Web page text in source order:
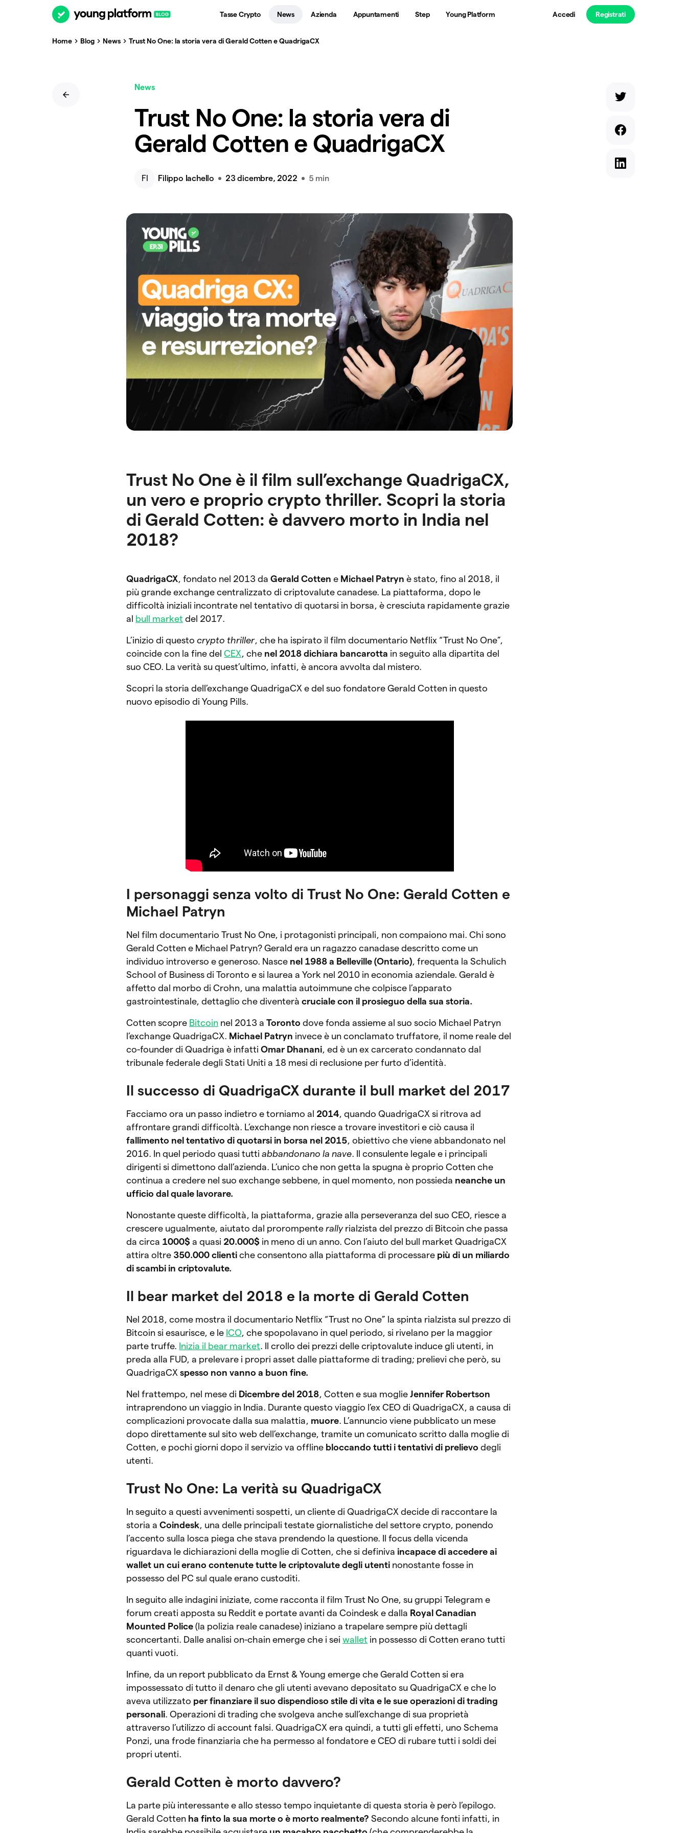
Appuntamenti
Azienda
News Step
Tasse Crypto Young Platform Accedi Registrati
Home Blog News Trust No One: la storia vera di Gerald Cotten e QuadrigaCX
News
Trust No One: la storia vera di
Gerald Cotten e QuadrigaCX
FI Filippo Iachello 23 dicembre, 2022 5 min
Trust No One è il film sull’exchange QuadrigaCX,
un vero e proprio crypto thriller. Scopri la storia
di Gerald Cotten: è davvero morto in India nel
2018?
QuadrigaCX , fondato nel 2013 daGerald Cotten e Michael Patryn è stato, fino al 2018, il
più grande exchange centralizzato di criptovalute canadese. La piattaforma, dopo le
difficoltà iniziali incontrate nel tentativo di quotarsi in borsa, è cresciuta rapidamente grazie
al bull market del 2017.
L’inizio di questocrypto thriller, che ha ispirato il film documentario Netflix “Trust No One”,
coincide con la fine delCEX , che nel 2018 dichiara bancarotta in seguito alla dipartita del
suo CEO. La verità su quest’ultimo, infatti, è ancora avvolta dal mistero.
Scopri la storia dell’exchange QuadrigaCX e del suo fondatore Gerald Cotten in questo
nuovo episodio di Young Pills.
I personaggi senza volto di Trust No One: Gerald Cotten e
Michael Patryn
Nel film documentario Trust No One, i protagonisti principali, non compaiono mai. Chi sono
Gerald Cotten e Michael Patryn? Gerald era un ragazzo canadase descritto come un
individuo introverso e generoso. Nasce nel 1988 a Belleville (Ontario) , frequenta la Schulich
School of Business di Toronto e si laurea a York nel 2010 in economia aziendale. Gerald è
affetto dal morbo di Crohn, una malattia autoimmune che colpisce l’apparato
gastrointestinale, dettaglio che diventeràcruciale con il prosieguo della sua storia.
Cotten scopre Bitcoin nel 2013 aToronto dove fonda assieme al suo socio Michael Patryn
l’exchange QuadrigaCX. Michael Patryn invece è un conclamato truffatore, il nome reale del
co-founder di Quadriga è infattiOmar Dhanani , ed è un ex carcerato condannato dal
tribunale federale degli Stati Uniti a 18 mesi di reclusione per furto d’identità.
Il successo di QuadrigaCX durante il bull market del 2017
Facciamo ora un passo indietro e torniamo al 2014 , quando QuadrigaCX si ritrova ad
affrontare grandi difficoltà. L’exchange non riesce a trovare investitori e ciò causa il
fallimento nel tentativo di quotarsi in borsa nel 2015 , obiettivo che viene abbandonato nel
2016. In quel periodo quasi tuttiabbandonano la nave . Il consulente legale e i principali
dirigenti si dimettono dall’azienda. L’unico che non getta la spugna è proprio Cotten che
continua a credere nel suo exchange sebbene, in quel momento, non possieda neanche un
ufficio dal quale lavorare.
Nonostante queste difficoltà, la piattaforma, grazie alla perseveranza del suo CEO, riesce a
crescere ugualmente, aiutato dal prorompente rallyrialzista del prezzo di Bitcoin che passa
da circa 1000$ a quasi 20.000$ in meno di un anno. Con l’aiuto del bull market QuadrigaCX
attira oltre 350.000 clienti che consentono alla piattaforma di processare più di un miliardo
di scambi in criptovalute.
Il bear market del 2018 e la morte di Gerald Cotten
Nel 2018, come mostra il documentario Netflix “Trust no One” la spinta rialzista sul prezzo di
Bitcoin si esaurisce, e le ICO, che spopolavano in quel periodo, si rivelano per la maggior
parte truffe. Inizia il bear market . Il crollo dei prezzi delle criptovalute induce gli utenti, in
preda alla FUD, a prelevare i propri asset dalle piattaforme di trading; prelievi che però, su
QuadrigaCXspesso non vanno a buon fine.
Nel frattempo, nel mese di Dicembre del 2018 , Cotten e sua moglieJennifer Robertson
intraprendono un viaggio in India. Durante questo viaggio l’ex CEO di QuadrigaCX, a causa di
complicazioni provocate dalla sua malattia,
muore . L’annuncio viene pubblicato un mese
dopo direttamente sul sito web dell’exchange, tramite un comunicato scritto dalla moglie di
Cotten, e pochi giorni dopo il servizio va offline bloccando tutti i tentativi di prelievo degli
utenti.
Trust No One: La verità su QuadrigaCX
In seguito a questi avvenimenti sospetti, un cliente di QuadrigaCX decide di raccontare la
storia aCoindesk , una delle principali testate giornalistiche del settore crypto, ponendo
l’accento sulla losca piega che stava prendendo la questione. Il focus della vicenda
riguardava le dichiarazioni della moglie di Cotten, che si definiva incapace di accedere ai
wallet un cui erano contenute tutte le criptovalute degli utenti nonostante fosse in
possesso del PC sul quale erano custoditi.
In seguito alle indagini iniziate, come racconta il film Trust No One, su gruppi Telegram e
forum creati apposta su Reddit e portate avanti da Coindesk e dalla Royal Canadian
Mounted Police (la polizia reale canadese) iniziano a trapelare sempre più dettagli
sconcertanti. Dalle analisi on-chain emerge che i seiwallet in possesso di Cotten erano tutti
quanti vuoti.
Infine, da un report pubblicato da Ernst & Young emerge che Gerald Cotten si era
impossessato di tutto il denaro che gli utenti avevano depositato su QuadrigaCX e che lo
aveva utilizzato per finanziare il suo dispendioso stile di vita e le sue operazioni di trading
personali . Operazioni di trading che svolgeva anche sull’exchange di sua proprietà
attraverso l’utilizzo di account falsi. QuadrigaCX era quindi, a tutti gli effetti, uno Schema
Ponzi, una frode finanziaria che ha permesso al fondatore e CEO di rubare tutti i soldi dei
propri utenti.
Gerald Cotten è morto davvero?
La parte più interessante e allo stesso tempo inquietante di questa storia è però l’epilogo.
Gerald Cotten ha finto la sua morte o è morto realmente? Secondo alcune fonti infatti, in